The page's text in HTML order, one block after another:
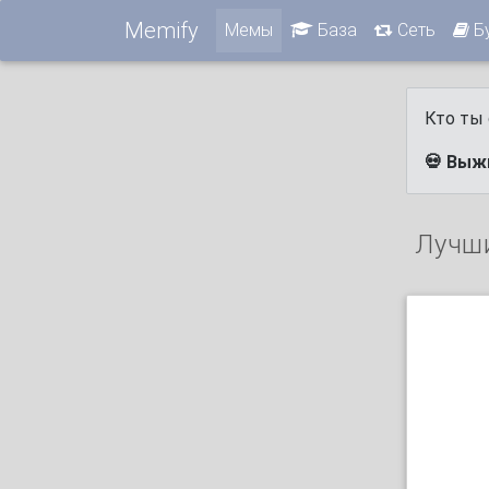
Memify Мемы База Сеть
Кто ты
💀